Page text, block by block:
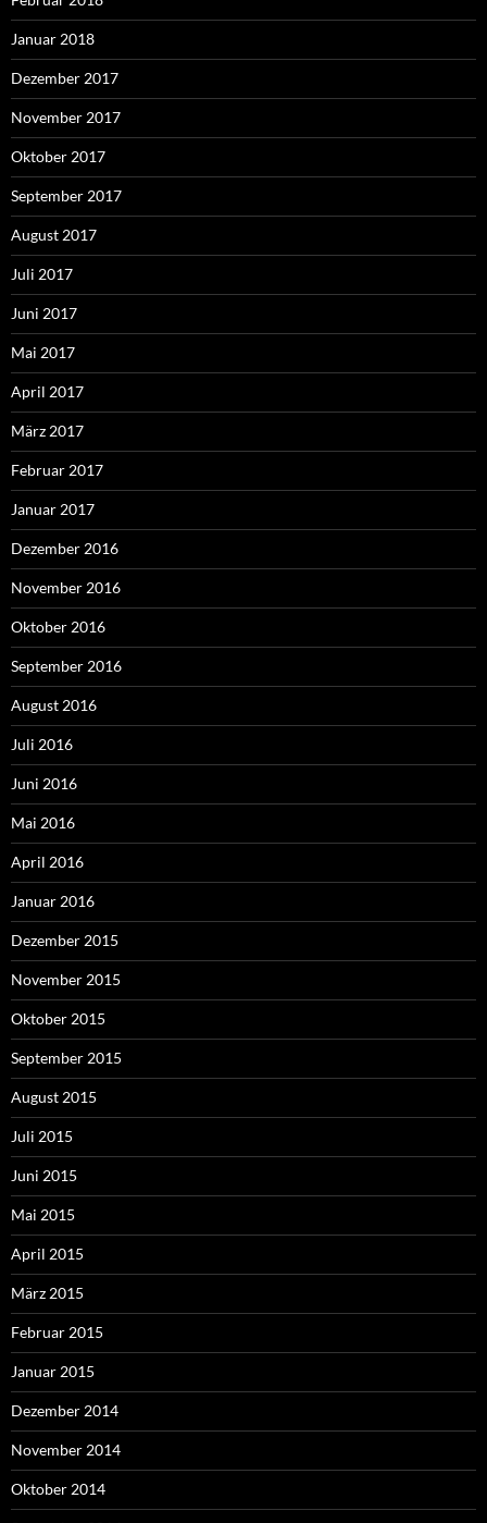
Januar 2018
Dezember 2017
November 2017
Oktober 2017
September 2017
August 2017
Juli 2017
Juni 2017
Mai 2017
April 2017
März 2017
Februar 2017
Januar 2017
Dezember 2016
November 2016
Oktober 2016
September 2016
August 2016
Juli 2016
Juni 2016
Mai 2016
April 2016
Januar 2016
Dezember 2015
November 2015
Oktober 2015
September 2015
August 2015
Juli 2015
Juni 2015
Mai 2015
April 2015
März 2015
Februar 2015
Januar 2015
Dezember 2014
November 2014
Oktober 2014